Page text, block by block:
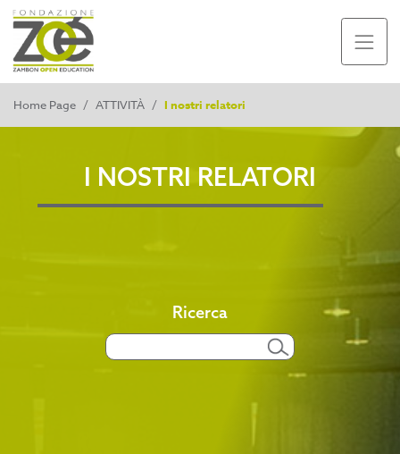
Home Page / ATTIVITÀ / I nostri relatori
I NOSTRI RELATORI
Ricerca